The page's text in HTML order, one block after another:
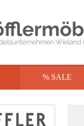
% SALE